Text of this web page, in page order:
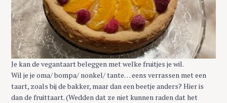
Je kan de vegantaart beleggen met welke fruitjes je wil.
Wil je je oma/ bompa/ nonkel/ tante… eens verrassen met een
taart, zoals bij de bakker, maar dan een beetje anders? Hier is
dan de fruittaart. (Wedden dat ze niet kunnen raden dat het